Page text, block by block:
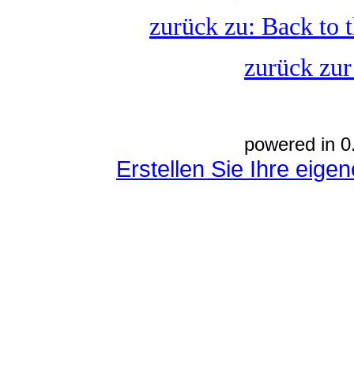
zurück zu: Back to
zurück
powered in
Erstellen Sie Ihre